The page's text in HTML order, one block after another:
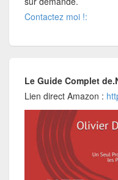
Contactez moi !:
Le Guide Complet
Lien direct Amazon :